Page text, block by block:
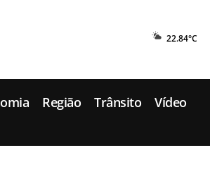
22.84°C
Região Trânsito
Vídeo